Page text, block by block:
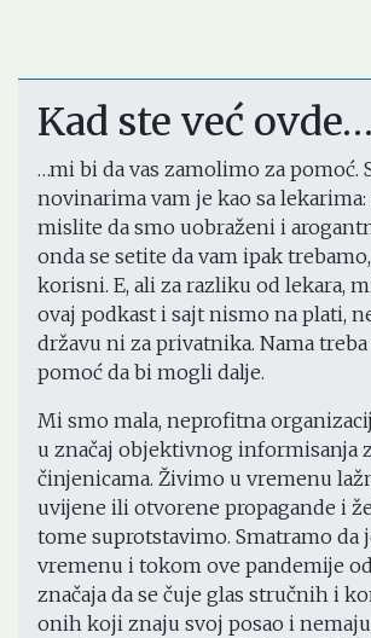
Kad ste već ovde…
…mi bi da vas zamolimo za pomoć.
novinarima vam je kao sa lekarima:
mislite da smo uobraženi i
onda se setite da vam ipak
korisni. E, ali za razliku od lekara,
ovaj podkast i sajt nismo na plati,
državu ni za privatnika. Nama treba
pomoć da bi mogli dalje.
Mi smo mala, neprofitna
u značaj objektivnog informisanja
činjenicama. Živimo u vremenu
uvijene ili otvorene propagande i
tome suprotstavimo. Smatramo da
vremenu i tokom ove pandemije
značaja da se čuje glas stručnih i
onih koji znaju svoj posao i